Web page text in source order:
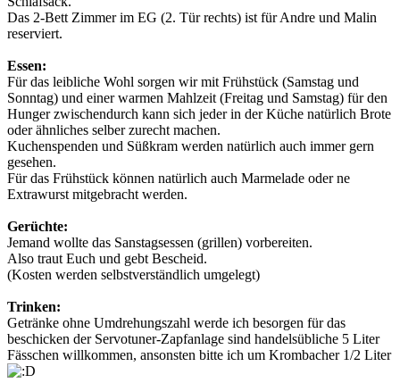
Das 2-Bett Zimmer im EG (2. Tür rechts) ist für Andre und Malin
reserviert.
Essen:
Für das leibliche Wohl sorgen wir mit Frühstück (Samstag und
Sonntag) und einer warmen Mahlzeit (Freitag und Samstag) für den
Hunger zwischendurch kann sich jeder in der Küche natürlich Brote
oder ähnliches selber zurecht machen.
Kuchenspenden und Süßkram werden natürlich auch immer gern
gesehen.
Für das Frühstück können natürlich auch Marmelade oder ne
Extrawurst mitgebracht werden.
Gerüchte:
Jemand wollte das Sanstagsessen (grillen) vorbereiten.
Also traut Euch und gebt Bescheid.
(Kosten werden selbstverständlich umgelegt)
Trinken:
Getränke ohne Umdrehungszahl werde ich besorgen für das
beschicken der Servotuner-Zapfanlage sind handelsübliche 5 Liter
Fässchen willkommen, ansonsten bitte ich um Krombacher 1/2 Liter